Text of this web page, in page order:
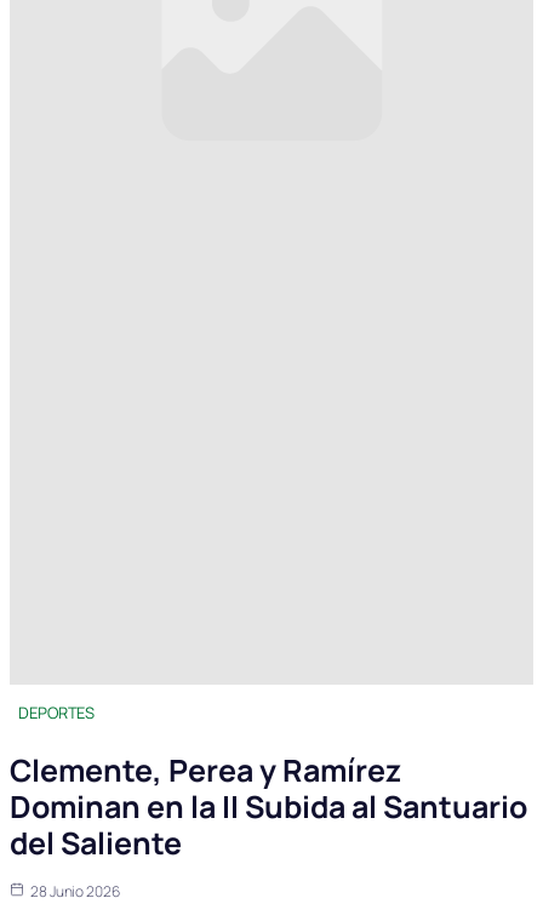
DEPORTES
Clemente, Perea y Ramírez
Dominan en la II Subida al Santuario
del Saliente
28 Junio 2026